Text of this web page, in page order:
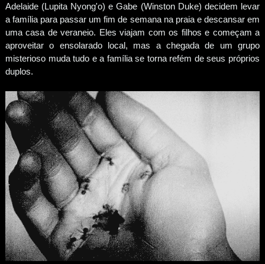
Adelaide (Lupita Nyong'o) e Gabe (Winston Duke) decidem levar
a família para passar um fim de semana na praia e descansar em
uma casa de veraneio. Eles viajam com os filhos e começam a
aproveitar o ensolarado local, mas a chegada de um grupo
misterioso muda tudo e a família se torna refém de seus próprios
duplos.